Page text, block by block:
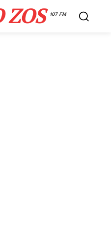
107 FM